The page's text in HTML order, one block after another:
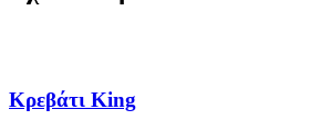
Κρεβάτι King